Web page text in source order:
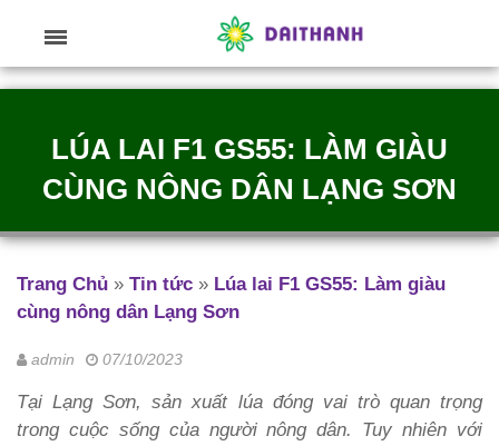
LÚA LAI F1 GS55: LÀM GIÀU
CÙNG NÔNG DÂN LẠNG SƠN
Trang Chủ » Tin tức » Lúa lai F1 GS55: Làm giàu
cùng nông dân Lạng Sơn
admin 07/10/2023
Tại Lạng Sơn, sản xuất lúa đóng vai trò quan trọng
trong cuộc sống của người nông dân. Tuy nhiên với